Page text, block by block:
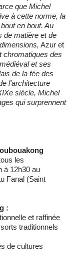
que Michel
à cette norme, la
en bout. Au
de matière et de
Azur et
chromatiques des
et ses
de la fée des
l'architecture
siècle, Michel
qui surprennent
les
à 12h30 au
Fanal (Saint
:
et raffinée
traditionnels
de cultures